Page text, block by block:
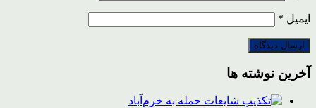
ایمیل *
آخرین نوشته ها